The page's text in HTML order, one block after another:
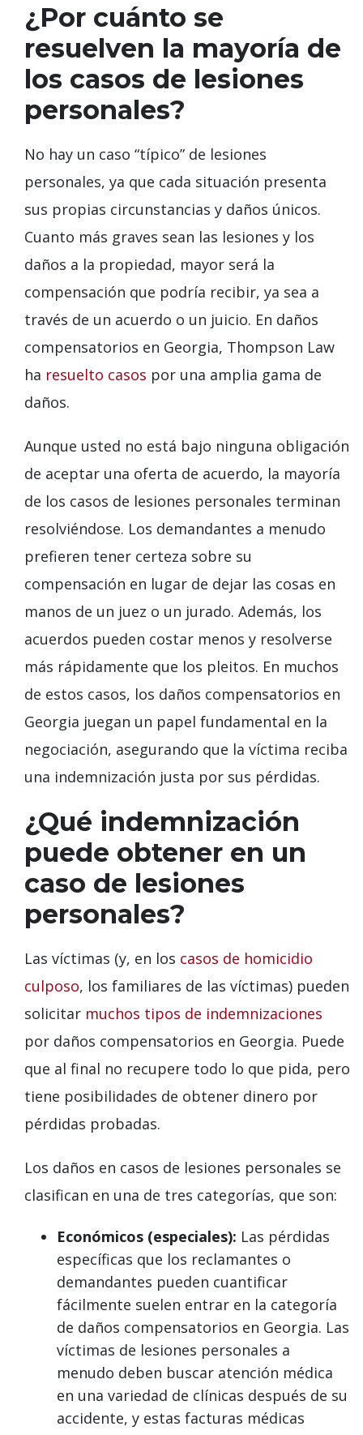
¿Por cuánto se
resuelven la mayoría de
los casos de lesiones
personales?
No hay un caso “típico” de lesiones
personales, ya que cada situación presenta
sus propias circunstancias y daños únicos.
Cuanto más graves sean las lesiones y los
daños a la propiedad, mayor será la
compensación que podría recibir, ya sea a
través de un acuerdo o un juicio. En daños
compensatorios en Georgia, Thompson Law
ha resuelto casos por una amplia gama de
daños.
Aunque usted no está bajo ninguna obligación
de aceptar una oferta de acuerdo, la mayoría
de los casos de lesiones personales terminan
resolviéndose. Los demandantes a menudo
prefieren tener certeza sobre su
compensación en lugar de dejar las cosas en
manos de un juez o un jurado. Además, los
acuerdos pueden costar menos y resolverse
más rápidamente que los pleitos. En muchos
de estos casos, los daños compensatorios en
Georgia juegan un papel fundamental en la
negociación, asegurando que la víctima reciba
una indemnización justa por sus pérdidas.
¿Qué indemnización
puede obtener en un
caso de lesiones
personales?
Las víctimas (y, en los casos de homicidio
culposo, los familiares de las víctimas) pueden
solicitar muchos tipos de indemnizaciones
por daños compensatorios en Georgia. Puede
que al final no recupere todo lo que pida, pero
tiene posibilidades de obtener dinero por
pérdidas probadas.
Los daños en casos de lesiones personales se
clasifican en una de tres categorías, que son:
Económicos (especiales): Las pérdidas
específicas que los reclamantes o
demandantes pueden cuantificar
fácilmente suelen entrar en la categoría
de daños compensatorios en Georgia. Las
víctimas de lesiones personales a
menudo deben buscar atención médica
en una variedad de clínicas después de su
accidente, y estas facturas médicas